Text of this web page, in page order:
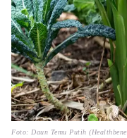
Foto: Daun Temu Putih